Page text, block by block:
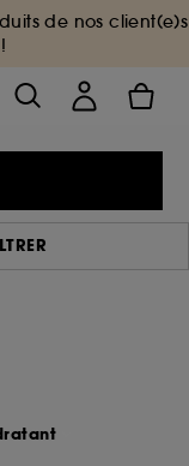
de nos client(e)s